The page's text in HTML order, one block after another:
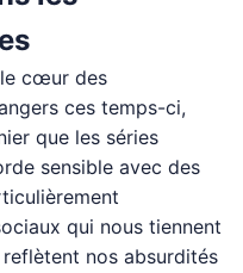
le cœur des
ces temps-ci,
que les séries
sensible avec des
qui nous tiennent
nos absurdités